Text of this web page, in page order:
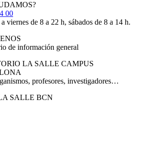
00
viernes de 8 a 22 h, sábados de 8 a 14 h.
de información general
LA SALLE CAMPUS
profesores, investigadores…
SALLE BCN